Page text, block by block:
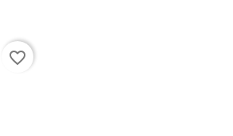
favorite_border